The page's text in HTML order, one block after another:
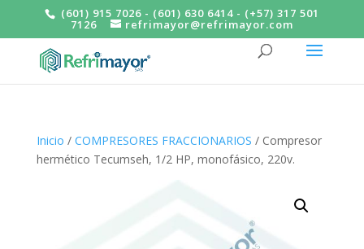
(601) 915 7026 - (601) 630 6414 - (+57) 317 501
7126 refrimayor@refrimayor.com
Inicio / COMPRESORES FRACCIONARIOS / Compresor
hermético Tecumseh, 1/2 HP, monofásico, 220v.